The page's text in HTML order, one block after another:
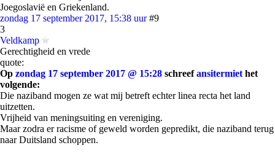
Joegoslavië en Griekenland.
zondag 17 september 2017, 15:38 uur #9
3
Veldkamp
Gerechtigheid en vrede
quote:
Op zondag 17 september 2017 @ 15:28 schreefansitermiet het
volgende:
Die naziband mogen ze wat mij betreft echter linea recta het land
uitzetten.
Vrijheid van meningsuiting en vereniging.
Maar zodra er racisme of geweld worden gepredikt, die naziband terug
naar Duitsland schoppen.